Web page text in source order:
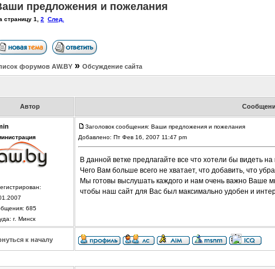
предложения и пожелания
страницу 1 2 След.
форумов АW.BY» Обсуждение сайта
Автор
685
г. Минск
Заголовок сообщения: Ваши предложения и пожелания
Добавлено: Пт Фев 16, 2007 11:47 pm
В данной ветке предлагайте все что хотели бы видеть
Чего Вам больше всего не хватает, что добавить, что
Мы готовы выслушать каждого и нам очень важно Ваше
чтобы наш сайт для Вас был максимально удобен и
к началу